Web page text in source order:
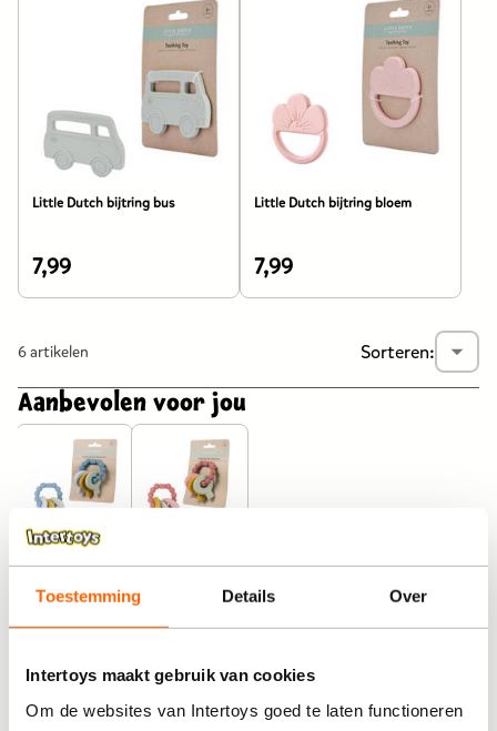
Toestemming Details Over
Intertoys maakt gebruik van cookies
Om de websites van Intertoys goed te laten functioneren
16,99
euro.
16,99
euro.
Little Dutch bijtring bus
De
prijs
dit
product
is
7,99
Little Dutch bijtring bloem
De
prijs
product
7,99
6 artikelen Sorteren:
Aanbevolen voor jou
Little Dutch
blauw
van
dit
product
16,99
van
product
Trusted Shops reviews
De voordelen van een bijtring voor